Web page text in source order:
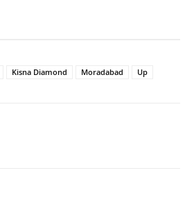
Kisna Diamond Moradabad Up